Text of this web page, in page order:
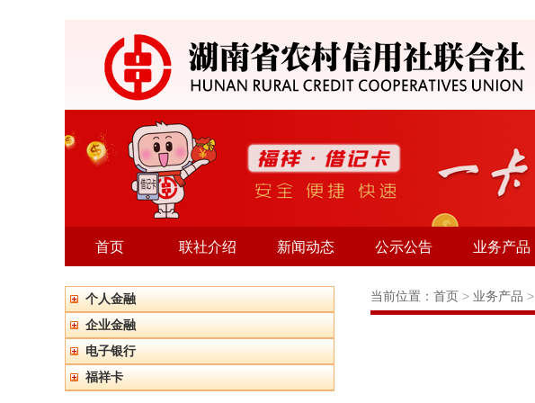
首页 联社介绍 新闻动态 公示公告 业务产品
个人金融
企业金融
电子银行
福祥卡
当前位置： 首页 > 业务产品 >